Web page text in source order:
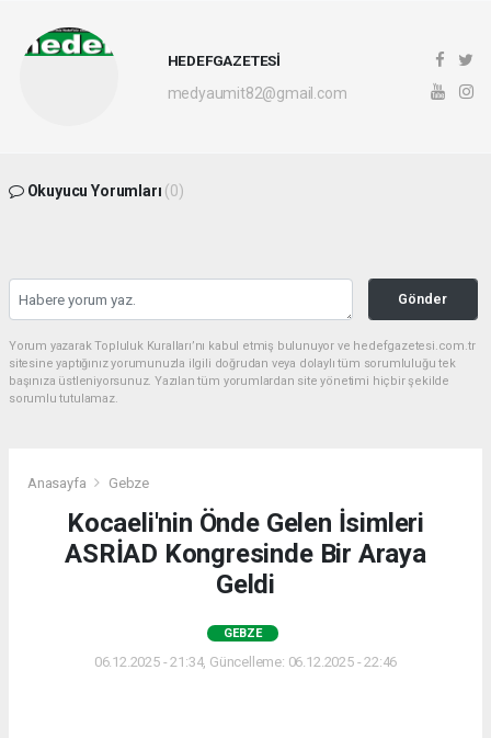
HEDEFGAZETESİ
medyaumit82@gmail.com
Okuyucu Yorumları (0)
Gönder
Yorum yazarak Topluluk Kuralları’nı kabul etmiş bulunuyor ve hedefgazetesi.com.tr
sitesine yaptığınız yorumunuzla ilgili doğrudan veya dolaylı tüm sorumluluğu tek
başınıza üstleniyorsunuz. Yazılan tüm yorumlardan site yönetimi hiçbir şekilde
sorumlu tutulamaz.
Anasayfa Gebze
Kocaeli'nin Önde Gelen İsimleri
ASRİAD Kongresinde Bir Araya
Geldi
GEBZE
06.12.2025 - 21:34, Güncelleme: 06.12.2025 - 22:46